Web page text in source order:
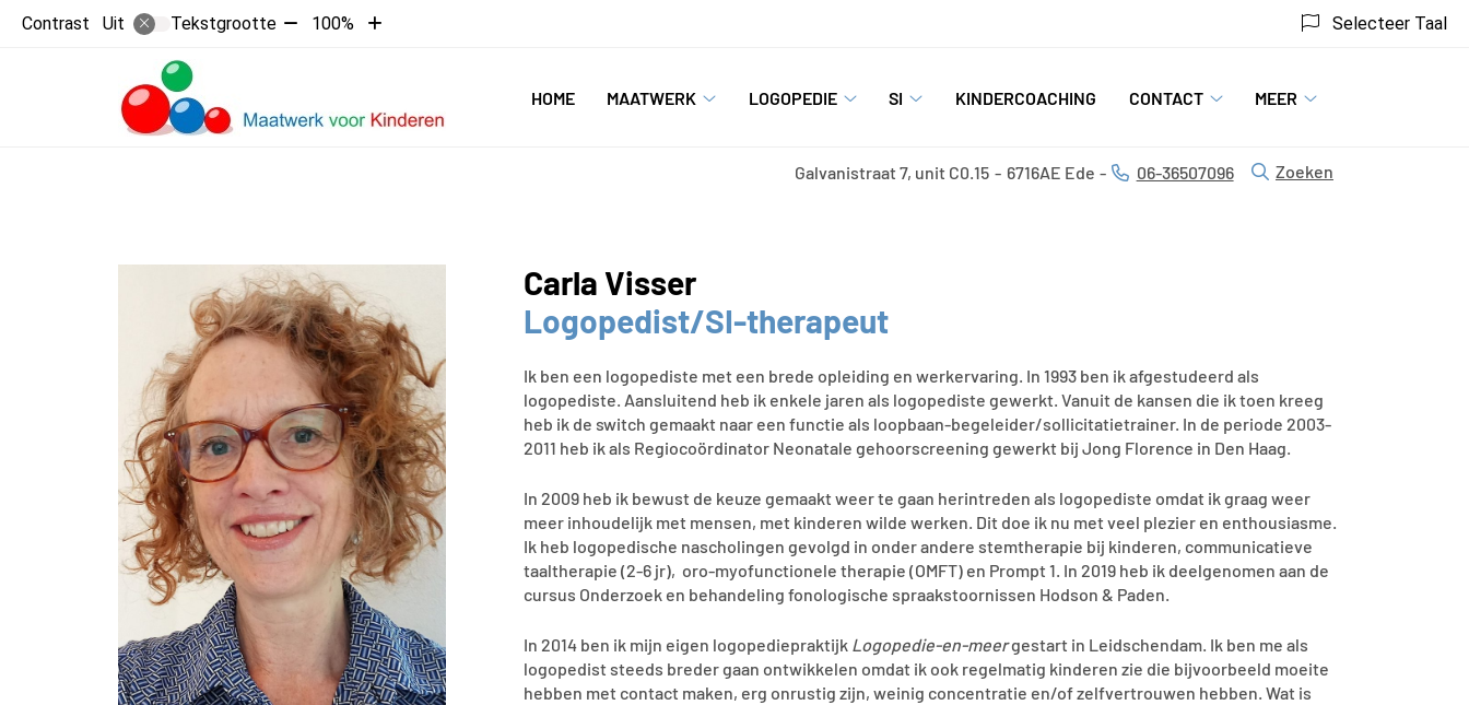
Contrast Uit Tekstgrootte Tekst100%
Tekst
Selecteer Taal
Hoofdmenu
HOME
MAATWERK
LOGOPEDIE
SI
KINDERCOACHING
CONTACT
MEER
Galvanistraat7, unit C0.15 6716AE Ede Tel:
06-36507096 Zoeken
Carla Visser
Logopedist/SI-therapeut
Ik ben een logopediste met een brede opleiding en werkervaring. In 1993 ben ik afgestudeerd als
logopediste. Aansluitend heb ik enkele jaren als logopediste gewerkt. Vanuit de kansen die ik toen kreeg
heb ik de switch gemaakt naar een functie als loopbaan-begeleider/sollicitatietrainer. In de periode 2003-
2011 heb ik als Regiocoördinator Neonatale gehoorscreening gewerkt bij Jong Florence in Den Haag.
In 2009 heb ik bewust de keuze gemaakt weer te gaan herintreden als logopediste omdat ik graag weer
meer inhoudelijk met mensen, met kinderen wilde werken. Dit doe ik nu met veel plezier en enthousiasme.
Ik heb logopedische nascholingen gevolgd in onder andere stemtherapie bij kinderen, communicatieve
taaltherapie (2-6 jr), oro-myofunctionele therapie (OMFT) en Prompt 1. In 2019 heb ik deelgenomen aan de
cursus Onderzoek en behandeling fonologische spraakstoornissen Hodson & Paden.
In 2014 ben ik mijn eigen logopediepraktijk Logopedie-en-meergestart in Leidschendam. Ik ben me als
logopedist steeds breder gaan ontwikkelen omdat ik ook regelmatig kinderen zie die bijvoorbeeld moeite
hebben met contact maken, erg onrustig zijn, weinig concentratie en/of zelfvertrouwen hebben. Wat is